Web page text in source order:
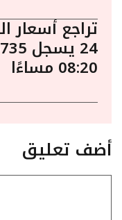
تراجع أسعار
08:20 مساءًا
أضف تعليق